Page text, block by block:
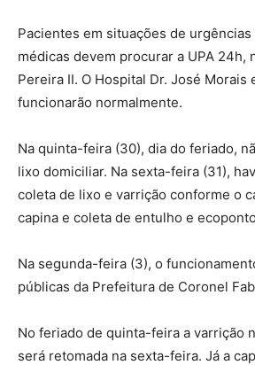
Pacientes em situações de
médicas devem procurar a UPA 24h,
Pereira II. O Hospital Dr. José Morais
funcionarão normalmente.
Na quinta-feira (30), dia do feriado,
lixo domiciliar. Na sexta-feira (31),
coleta de lixo e varrição conforme o
capina e coleta de entulho e
Na segunda-feira (3), o
públicas da Prefeitura de Coronel
No feriado de quinta-feira a varrição
será retomada na sexta-feira. Já a